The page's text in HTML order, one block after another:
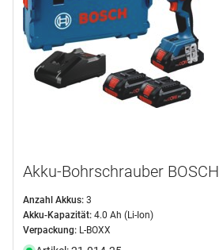
Akku-Bohrschrauber
Anzahl Akkus: 3
Akku-Kapazität: 4.0 Ah (Li-Ion)
Verpackung: L-BOXX